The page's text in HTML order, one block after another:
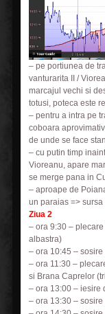
– pe portiunea de
vanturarita II /
marcajul vechi si
totusi, poteca este
– pentru a intra pe
coboara
de unde se face
– cu putin timp
Vioreanu, apare
se merge pana in
– aproape de
un paraias => sursa
Ziua 2
– ora 9:30 –
albastra)
– ora 10:45 –
– ora 11:30 –
si Brana Caprelor
– ora 13:00 – iesire
– ora 13:30 –